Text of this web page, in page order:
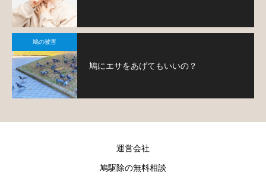
鳩の被害
鳩にエサをあげてもいいの？
運営会社
鳩駆除の無料相談